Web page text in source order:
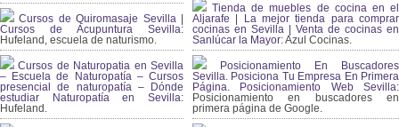
Cursos de Quiromasaje Sevilla |
Cursos de Acupuntura Sevilla:
Hufeland, escuela de naturismo.
Cursos de Naturopatia en Sevilla
– Escuela de Naturopatía – Cursos
presencial de naturopatía – Dónde
estudiar Naturopatía en Sevilla:
Hufeland.
Tienda de muebles de cocina en el
Aljarafe | La mejor tienda para comprar
cocinas en Sevilla | Venta de cocinas en
Sanlúcar la Mayor:Azul Cocinas.
Posicionamiento En Buscadores
Sevilla. Posiciona Tu Empresa En Primera
Página. Posicionamiento Web Sevilla:
Posicionamiento en buscadores en
primera página de Google.